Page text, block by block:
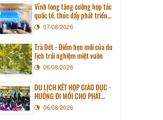
Vĩnh long tăng cường hợp tác
quốc tế, thúc đẩy phát triển
du lịch qua chương trình làm
việc với đoàn công tác huyện
Sunchang (Hàn quốc)
07/08/2026
Trà Đét - Điểm hẹn mới của du
lịch trải nghiệm miệt vườn
06/08/2026
DU LỊCH KẾT HỢP GIÁO DỤC -
HƯỚNG ĐI MỚI CHO PHÁT
TRIỂN DU LỊCH BỀN VỮNG
06/08/2026